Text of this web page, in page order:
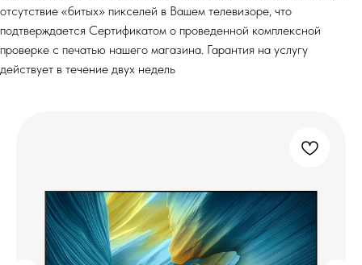
отсутствие «битых» пикселей в Вашем телевизоре, что
подтверждается Сертификатом о проведенной комплексной
проверке с печатью нашего магазина. Гарантия на услугу
действует в течение двух недель